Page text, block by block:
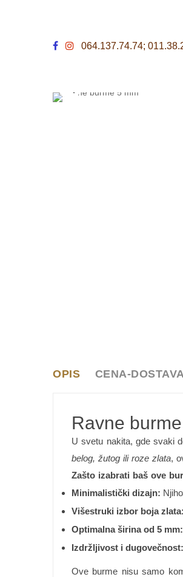
064.137.74.74;
OPIS CENA-
Ravne
U svetu nakita, gde svaki
belog, žutog ili roze zlata,
Zašto izabrati baš ove
Minimalistički dizajn:
Višestruki izbor boja zlata:
Optimalna širina od 5 mm:
Izdržljivost i dugovečnost:
Ove burme nisu samo